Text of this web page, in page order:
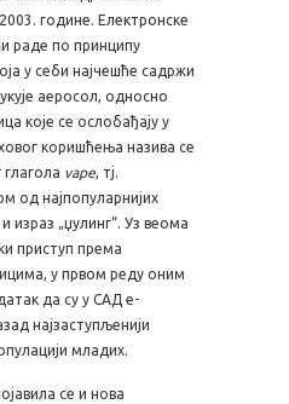
године. Електронске
раде по принципу
у себи најчешће садржи
аеросол, односно
које се ослобађају у
коришћења назива се
глагола vape, тј.
од најпопуларнијих
израз „џулинг“. Уз веома
приступ према
у првом реду оним
да су у САД е-
најзаступљенији
младих.
се и нова